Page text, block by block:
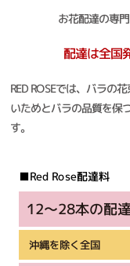
お花配達の専
配達は全国
RED ROSEでは、バラの
いためとバラの品質を保
す。
■Red Rose配達料
12～28本の配
沖縄を除く全国